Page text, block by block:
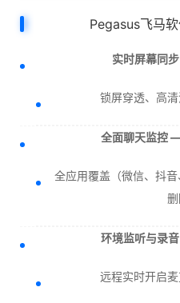
Pegasus飞马
实时屏幕同
锁屏穿透、高清
全面聊天监控
全应用覆盖（微信、抖
删
环境监听与录
远程实时开启麦